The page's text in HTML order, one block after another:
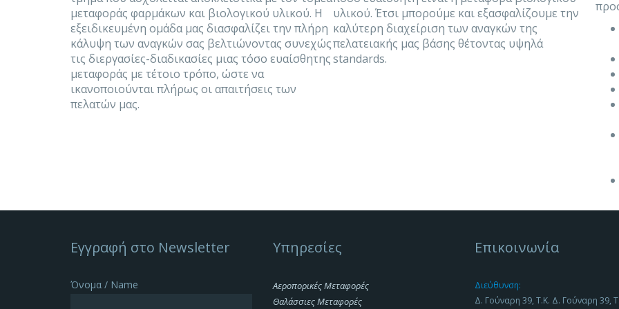
μεταφοράς φαρμάκων και βιολογικού υλικού. Η
εξειδικευμένη ομάδα μας διασφαλίζει την πλήρη
κάλυψη των αναγκών σας βελτιώνοντας συνεχώς
τις διεργασίες-διαδικασίες μιας τόσο ευαίσθητης
μεταφοράς με τέτοιο τρόπο, ώστε να
ικανοποιούνται πλήρως οι απαιτήσεις των
πελατών μας.
υλικού. Έτσι μπορούμε και εξασφαλίζουμε την
καλύτερη διαχείριση των αναγκών της
πελατειακής μας βάσης θέτοντας υψηλά
standards.
Εγγραφή στο Newsletter
Όνομα / Name
Υπηρεσίες
Αεροπορικές Μεταφορές
Θαλάσσιες Μεταφορές
Επικοινωνία
Διεύθυνση:
Δ. Γούναρη 39, Τ.Κ. Δ. Γούναρη 39,